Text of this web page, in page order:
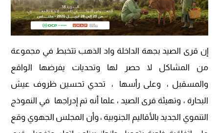
إن قرى الصيد بجهة الداخلة واد الذهب تتخبط في مجموعة
من المشاكل لا حصر لها وتحديات يفرضها الواقع
والمسقبل ، وعلى رأسها ، تحدي تحسين ظروف عيش
البحارة ، وتهيئة قرى الصيد ، علما أنه تم إدراجها في النموذج
التنموي الجديد بالأقاليم الجنوبية ، وأن المجلس الجهوي وقع